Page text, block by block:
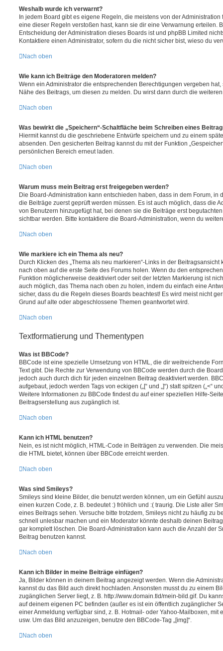
Weshalb wurde ich verwarnt?
In jedem Board gibt es eigene Regeln, die meistens von der
eine dieser Regeln verstoßen hast, kann sie dir eine Verwarnung erteilen.
Entscheidung der Administration dieses Boards ist und phpBB Limited
Kontaktiere einen Administrator, sofern du die nicht sicher bist, wieso du
Nach oben
Wie kann ich Beiträge den Moderatoren melden?
Wenn ein Administrator die entsprechenden Berechtigungen vergeben
Nähe des Beitrags, um diesen zu melden. Du wirst dann durch die
Nach oben
Was bewirkt die „Speichern“-Schaltfläche beim Schreiben eines
Hiermit kannst du die geschriebene Entwürfe speichern und zu einem
absenden. Den gesicherten Beitrag kannst du mit der Funktion
persönlichen Bereich erneut laden.
Nach oben
Warum muss mein Beitrag erst freigegeben werden?
Die Board-Administration kann entschieden haben, dass in dem Forum, in
die Beiträge zuerst geprüft werden müssen. Es ist auch möglich, dass die
von Benutzern hinzugefügt hat, bei denen sie die Beiträge erst
sichtbar werden. Bitte kontaktiere die Board-Administration, wenn du
Nach oben
Wie markiere ich ein Thema als neu?
Durch Klicken des „Thema als neu markieren“-Links in der
nach oben auf die erste Seite des Forums holen. Wenn du den
Funktion möglicherweise deaktiviert oder seit der letzten Markierung ist
auch möglich, das Thema nach oben zu holen, indem du einfach eine
sicher, dass du die Regeln dieses Boards beachtest! Es wird meist nicht
Grund auf alte oder abgeschlossene Themen geantwortet wird.
Nach oben
Textformatierung und Thementypen
Was ist BBCode?
BBCode ist eine spezielle Umsetzung von HTML, die dir weitreichende
Text gibt. Die Rechte zur Verwendung von BBCode werden durch die
jedoch auch durch dich für jeden einzelnen Beitrag deaktiviert werden.
aufgebaut, jedoch werden Tags von eckigen („[“ und „]“) statt spitzen („<“
Weitere Informationen zu BBCode findest du auf einer speziellen Hilfe-
Beitragserstellung aus zugänglich ist.
Nach oben
Kann ich HTML benutzen?
Nein, es ist nicht möglich, HTML-Code in Beiträgen zu verwenden. Die
die HTML bietet, können über BBCode erreicht werden.
Nach oben
Was sind Smileys?
Smileys sind kleine Bilder, die benutzt werden können, um ein Gefühl
einen kurzen Code, z. B. bedeutet :) fröhlich und :( traurig. Die Liste aller
eines Beitrags sehen. Versuche bitte trotzdem, Smileys nicht zu häufig zu
schnell unlesbar machen und ein Moderator könnte deshalb deinen
gar komplett löschen. Die Board-Administration kann auch die Anzahl der
Beitrag benutzen kannst.
Nach oben
Kann ich Bilder in meine Beiträge einfügen?
Ja, Bilder können in deinem Beitrag angezeigt werden. Wenn die
kannst du das Bild auch direkt hochladen. Ansonsten musst du zu einem
zugänglichen Server liegt, z. B. http://www.domain.tld/mein-bild.gif. Du
auf deinem eigenen PC befinden (außer es ist ein öffentlich zugänglicher
einer Anmeldung verfügbar sind, z. B. Hotmail- oder Yahoo-Mailboxen, mit
usw. Um das Bild anzuzeigen, benutze den BBCode-Tag „[img]“.
Nach oben